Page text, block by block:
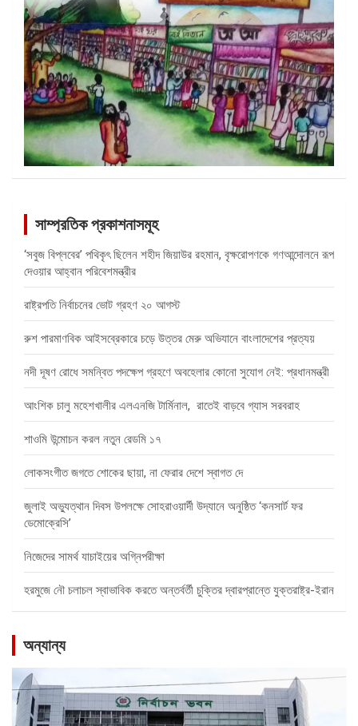
সাম্প্রতিক প্রকাশনাসমূহ
‘সবুজ বিপ্লবের’ পথিকৃৎ ছিলেন শহীদ জিয়াউর রহমান, বৃক্ষরোপণকে গণআন্দোলনে রূপ
দেওয়ার আহ্বান পরিবেশমন্ত্রীর
রাষ্ট্রপতি নির্বাচনের ভোট গ্রহণ ২০ আগস্ট
রুশ পারমাণবিক আইসব্রেকারে চড়ে উত্তর মেরু অভিযানে বাংলাদেশের প্রত্যয়
নদী দূষণ রোধে সমন্বিত পদক্ষেপ গ্রহণে অবহেলার কোনো সুযোগ নেই: প্রধানমন্ত্রী
আংশিক চালু মহেশখালীর এলএনজি টার্মিনাল, রাতেই বাড়বে গ্যাস সরবরাহ
শাওমি উন্মোচন করল নতুন রেডমি ১৭
লোকসংগীত জগতে শোকের ছায়া, না ফেরার দেশে স্বাগত দে
জুলাই অভ্যুত্থান দিবস উপলক্ষে সোহরাওয়ার্দী উদ্যানে অনুষ্ঠিত ‘কনসার্ট ফর
ডেমোক্রেসি’
নিজেদের সামর্থ যাচাইয়ের অগ্নিপরীক্ষা
হরমুজে নৌ চলাচল স্বাভাবিক করতে অন্তর্বর্তী চুক্তির দ্বারপ্রান্তে যুক্তরাষ্ট্র-ইরান
অন্যান্য